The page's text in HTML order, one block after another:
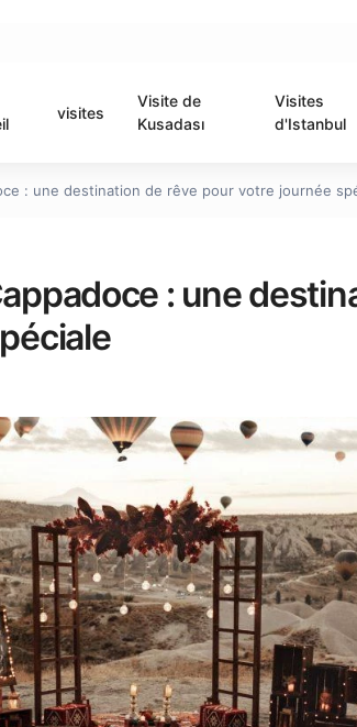
visites
Visite de
Kusadası
Visites
d'Istanbul
: une destination de rêve pour votre journée
: une